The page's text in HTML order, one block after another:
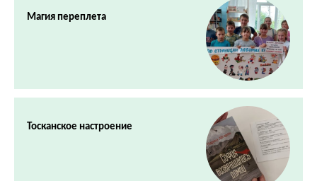
Магия переплета
Тосканское настроение